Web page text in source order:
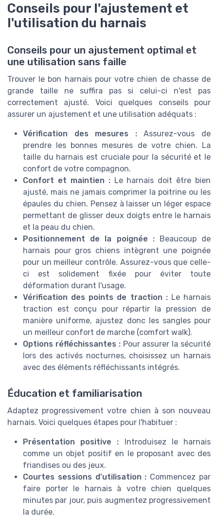
Conseils pour l'ajustement et
l'utilisation du harnais
Conseils pour un ajustement optimal et
une utilisation sans faille
Trouver le bon harnais pour votre chien de chasse de
grande taille ne suffira pas si celui-ci n'est pas
correctement ajusté. Voici quelques conseils pour
assurer un ajustement et une utilisation adéquats :
Vérification des mesures :Assurez-vous de
prendre les bonnes mesures de votre chien. La
taille du harnais est cruciale pour la sécurité et le
confort de votre compagnon.
Confort et maintien :Le harnais doit être bien
ajusté, mais ne jamais comprimer la poitrine ou les
épaules du chien. Pensez à laisser un léger espace
permettant de glisser deux doigts entre le harnais
et la peau du chien.
Positionnement de la poignée :Beaucoup de
harnais pour gros chiens intègrent une poignée
pour un meilleur contrôle. Assurez-vous que celle-
ci est solidement fixée pour éviter toute
déformation durant l'usage.
Vérification des points de traction :Le harnais
traction est conçu pour répartir la pression de
manière uniforme, ajustez donc les sangles pour
un meilleur confort de marche (comfort walk).
Options réfléchissantes :Pour assurer la sécurité
lors des activés nocturnes, choisissez un harnais
avec des éléments réfléchissants intégrés.
Éducation et familiarisation
Adaptez progressivement votre chien à son nouveau
harnais. Voici quelques étapes pour l'habituer :
Présentation positive : Introduisez le harnais
comme un objet positif en le proposant avec des
friandises ou des jeux.
Courtes sessions d'utilisation : Commencez par
faire porter le harnais à votre chien quelques
minutes par jour, puis augmentez progressivement
la durée.